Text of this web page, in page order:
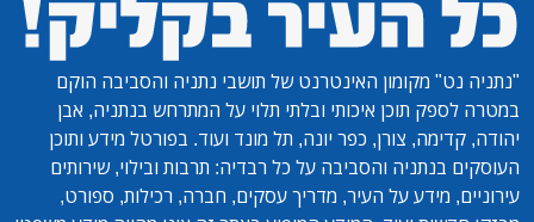
"נתניה נט" מקומון האינטרנט של תושבי נתניה והסביבה הוקם
במטרה לספק תוכן איכותי ובלתי תלוי על המתרחש בנתניה, אבן
יהודה, קדימה, צורן, כפר יונה, תל מונד ועוד. בפורטל מידע ותוכן
העוסקים בנתניה והסביבה על כל רבדיה: תרבות ובילוי, שירותים
עירוניים, מידע על העיר, מדריך עסקים, חברה, רכילות, ספורט,